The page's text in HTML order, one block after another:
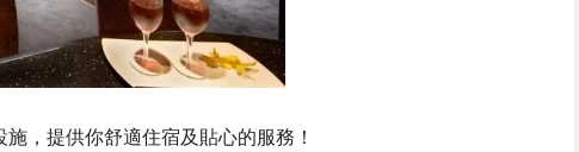
，提供你舒適住宿及貼心的服務！